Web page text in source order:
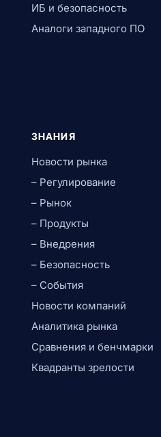
ИБ и безопасность
Аналоги западного ПО
ЗНАНИЯ
Новости рынка
– Регулирование
– Рынок
– Продукты
– Внедрения
– Безопасность
– События
Новости компаний
Аналитика рынка
Сравнения и бенчмарки
Квадранты зрелости